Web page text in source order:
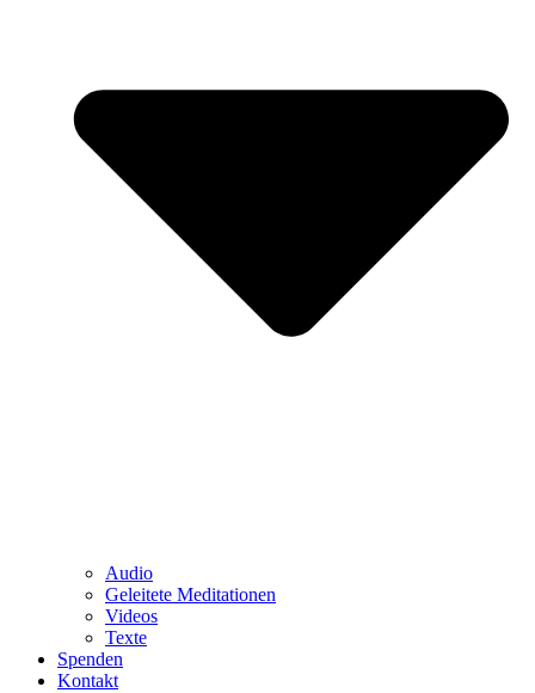
Audio
Geleitete Meditationen
Videos
Texte
Spenden
Kontakt